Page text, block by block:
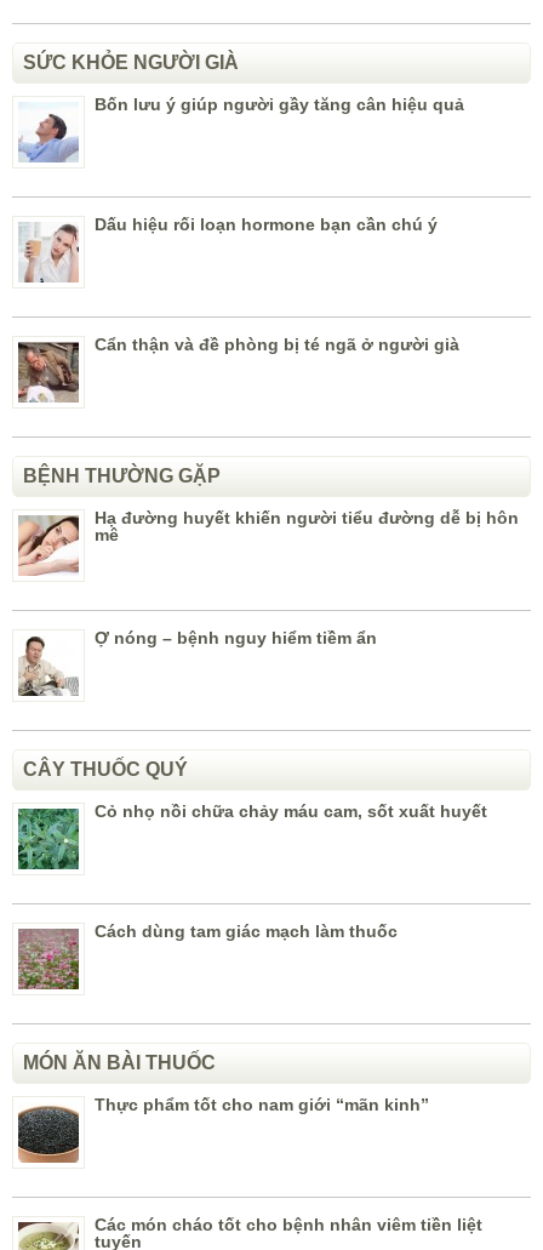
SỨC KHỎE NGƯỜI GIÀ
Bốn lưu ý giúp người gầy tăng cân hiệu quả
Dấu hiệu rối loạn hormone bạn cần chú ý
Cẩn thận và đề phòng bị té ngã ở người già
BỆNH THƯỜNG GẶP
Hạ đường huyết khiến người tiểu đường dễ bị hôn
mê
Ợ nóng – bệnh nguy hiểm tiềm ẩn
CÂY THUỐC QUÝ
Cỏ nhọ nồi chữa chảy máu cam, sốt xuất huyết
Cách dùng tam giác mạch làm thuốc
MÓN ĂN BÀI THUỐC
Thực phẩm tốt cho nam giới “mãn kinh”
Các món cháo tốt cho bệnh nhân viêm tiền liệt
tuyến